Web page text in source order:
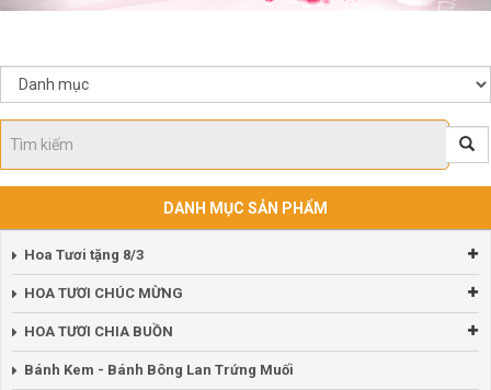
DANH MỤC SẢN PHẨM
Hoa Tươi tặng 8/3
HOA TƯƠI CHÚC MỪNG
HOA TƯƠI CHIA BUỒN
Bánh Kem - Bánh Bông Lan Trứng Muối